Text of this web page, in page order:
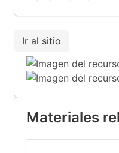
Ir al sitio
Materiales